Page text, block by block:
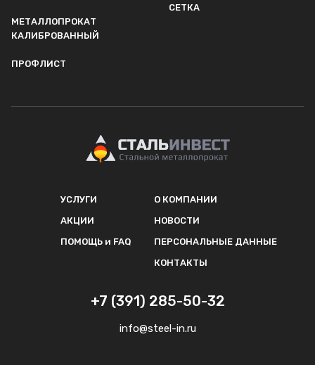
МЕТАЛЛОПРОКАТ
КАЛИБРОВАННЫЙ
ПРОФЛИСТ
СЕТКА
УСЛУГИ
АКЦИИ
ПОМОЩЬ и FAQ
О КОМПАНИИ
НОВОСТИ
ПЕРСОНАЛЬНЫЕ ДАННЫЕ
КОНТАКТЫ
+7 (391) 285-50-32
info@steel-in.ru